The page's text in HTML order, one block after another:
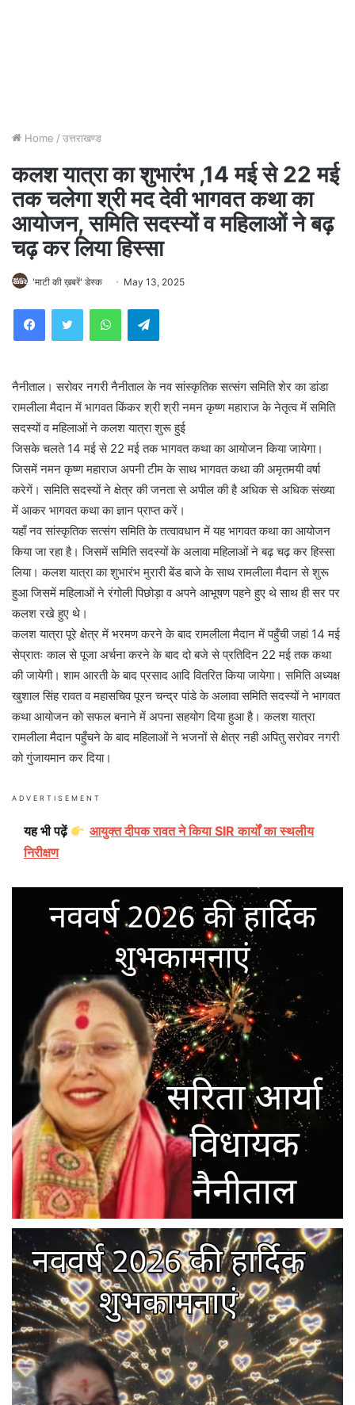
Home / उत्तराखण्ड
कलश यात्रा का शुभारंभ ,14 मई से 22 मई
तक चलेगा श्री मद देवी भागवत कथा का
आयोजन, समिति सदस्यों व महिलाओं ने बढ़
चढ़ कर लिया हिस्सा
'माटी की ख़बरें' डेस्क May 13, 2025
WhatsAppTelegram
नैनीताल। सरोवर नगरी नैनीताल के नव सांस्कृतिक सत्संग समिति शेर का डांडा
रामलीला मैदान में भागवत किंकर श्री श्री नमन कृष्ण महाराज के नेतृत्व में समिति
सदस्यों व महिलाओं ने कलश यात्रा शुरू हुई
जिसके चलते 14 मई से 22 मई तक भागवत कथा का आयोजन किया जायेगा।
जिसमें नमन कृष्ण महाराज अपनी टीम के साथ भागवत कथा की अमृतमयी वर्षा
करेगें। समिति सदस्यों ने क्षेत्र की जनता से अपील की है अधिक से अधिक संख्या
में आकर भागवत कथा का ज्ञान प्राप्त करें।
यहाँ नव सांस्कृतिक सत्संग समिति के तत्वावधान में यह भागवत कथा का आयोजन
किया जा रहा है। जिसमें समिति सदस्यों के अलावा महिलाओं ने बढ़ चढ़ कर हिस्सा
लिया। कलश यात्रा का शुभारंभ मुरारी बेंड बाजे के साथ रामलीला मैदान से शुरू
हुआ जिसमें महिलाओं ने रंगोली पिछोड़ा व अपने आभूषण पहने हुए थे साथ ही सर पर
कलश रखे हुए थे।
कलश यात्रा पूरे क्षेत्र में भरमण करने के बाद रामलीला मैदान में पहुँची जहां 14 मई
सेप्रातः काल से पूजा अर्चना करने के बाद दो बजे से प्रतिदिन 22 मई तक कथा
की जायेगी। शाम आरती के बाद प्रसाद आदि वितरित किया जायेगा। समिति अध्यक्ष
खुशाल सिंह रावत व महासचिव पूरन चन्द्र पांडे के अलावा समिति सदस्यों ने भागवत
कथा आयोजन को सफल बनाने में अपना सहयोग दिया हुआ है। कलश यात्रा
रामलीला मैदान पहुँचने के बाद महिलाओं ने भजनों से क्षेत्र नही अपितु सरोवर नगरी
को गुंजायमान कर दिया।
ADVERTISEMENT
यह भी पढ़ें
आयुक्त दीपक रावत ने किया SIR कार्यों का स्थलीय
निरीक्षण